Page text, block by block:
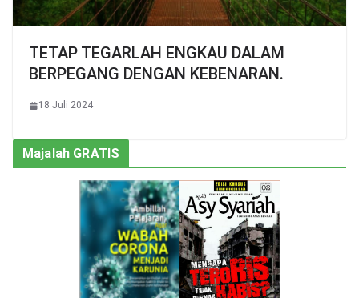
TETAP TEGARLAH ENGKAU DALAM
BERPEGANG DENGAN KEBENARAN.
18 Juli 2024
Majalah GRATIS